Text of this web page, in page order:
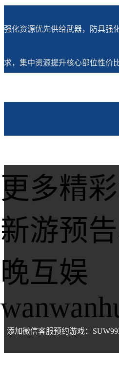
强化资源优先供给武器，防具强
求，集中资源提升核心部位性价
更多精
新游预
晚互娱
添加微信客服预约游戏：